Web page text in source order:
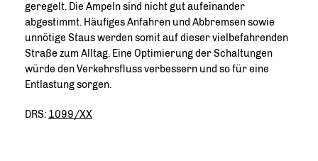
geregelt. Die Ampeln sind nicht gut aufeinander
abgestimmt. Häufiges Anfahren und Abbremsen sowie
unnötige Staus werden somit auf dieser vielbefahrenden
Straße zum Alltag. Eine Optimierung der Schaltungen
würde den Verkehrsfluss verbessern und so für eine
Entlastung sorgen.
DRS: 1099/XX